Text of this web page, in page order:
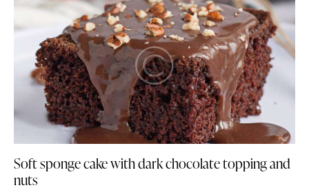
Soft sponge cake with dark chocolate topping and
nuts